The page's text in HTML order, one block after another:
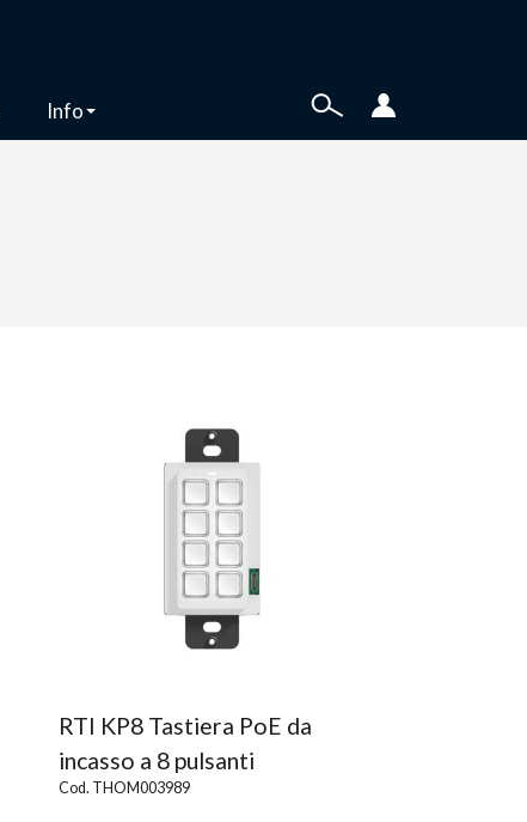
Info
RTI KP8 Tastiera PoE da
incasso a 8 pulsanti
Cod. THOM003989